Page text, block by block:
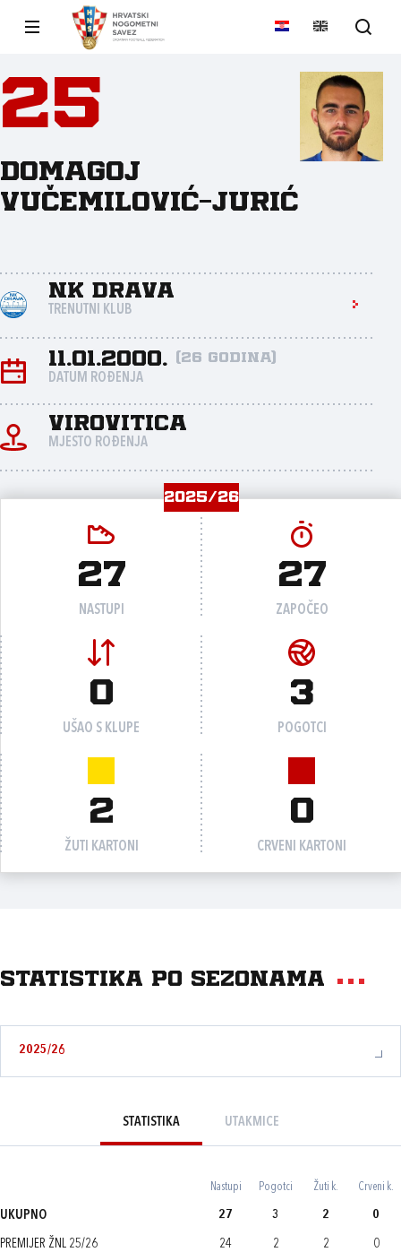
25
Domagoj
Vučemilović-Jurić
NK Drava
TRENUTNI KLUB
11.01.2000. (26 godina)
DATUM ROĐENJA
Virovitica
MJESTO ROĐENJA
2025/26
27
NASTUPI
27
ZAPOČEO
0
UŠAO S KLUPE
3
POGOTCI
2
ŽUTI KARTONI
0
CRVENI KARTONI
Statistika po sezonama
2025/26
STATISTIKA UTAKMICE
Nastupi Pogotci Žuti k. Crveni k.
UKUPNO 27 3 2 0
PREMIJER ŽNL 25/26 24 2 2 0